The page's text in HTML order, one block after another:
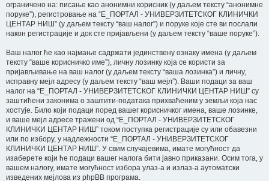
ограничено на: писање као анонимни корисник (у даљем тексту “анонимне
поруке”), регистровање на “E_ПОРТАЛ - УНИВЕРЗИТЕТСКОГ КЛИНИЧКИ
ЦЕНТАР НИШ” (у даљем тексту “ваш налог”) и поруке које сте ви послали
након регистрације и док сте пријављени (у даљем тексту “ваше поруке”).
Ваш налог ће као најмање садржати јединствену ознаку имена (у даљем
тексту “ваше корисничко име”), личну лозинку која се користи за
пријављивање на ваш налог (у даљем тексту “ваша лозинка”) и личну,
исправну мејл адресу (у даљем тексту “ваш мејл”). Ваши подаци за ваш
налог на “E_ПОРТАЛ - УНИВЕРЗИТЕТСКОГ КЛИНИЧКИ ЦЕНТАР НИШ” су
заштићени законима о заштити-података прихваћеним у земљи која нас
хостује. Било који подаци поред вашег корисничког имена, ваше лозинке,
и ваше мејл адресе тражени од “E_ПОРТАЛ - УНИВЕРЗИТЕТСКОГ
КЛИНИЧКИ ЦЕНТАР НИШ” током поступка регистрације су или обавезни
или по избору, у надлежности “E_ПОРТАЛ - УНИВЕРЗИТЕТСКОГ
КЛИНИЧКИ ЦЕНТАР НИШ”. У свим случајевима, имате могућност да
изаберете који ће подаци вашег налога бити јавно приказани. Осим тога, у
вашем налогу, имате могућност избора улаз-а и излаз-а аутоматски
изведених мејлова из phpBB програма.